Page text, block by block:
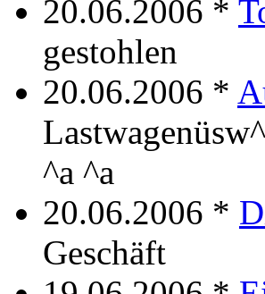
20.06.2006 *
gestohlen
20.06.2006 *
^a ^a
20.06.2006 *
Geschäft